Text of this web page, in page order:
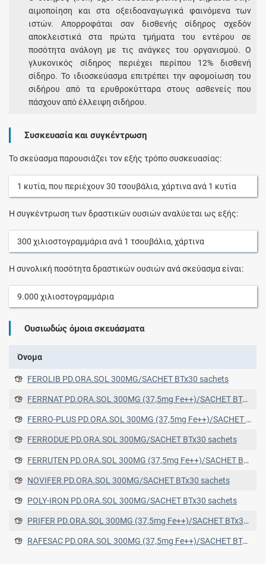
αιμοποίηση και στα οξειδοαναγωγικά φαινόμενα των
ιστών. Απορροφάται σαν δισθενής σίδηρος σχεδόν
αποκλειστικά στα πρώτα τμήματα του εντέρου σε
ποσότητα ανάλογη με τις ανάγκες του οργανισμού. Ο
γλυκονικός σίδηρος περιέχει περίπου 12% δισθενή
σίδηρο. Το ιδιοσκεύασμα επιτρέπει την αφομοίωση του
σιδήρου από τα ερυθροκύτταρα στους ασθενείς που
πάσχουν από έλλειψη σιδήρου.
Συσκευασία και συγκέντρωση
Το σκεύασμα παρουσιάζει τον εξής τρόπο συσκευασίας:
1 κυτία, που περιέχουν30 τσουβάλια, χάρτιναανά 1 κυτία
Η συγκέντρωση των δραστικών ουσιών αναλύεται ως εξής:
300 χιλιοστογραμμάριαανά 1 τσουβάλια, χάρτινα
Η συνολική ποσότητα δραστικών ουσιών ανά σκεύασμα είναι:
9.000 χιλιοστογραμμάρια
Ουσιωδώς όμοια σκευάσματα
Όνομα
FEROLIB PD.ORA.SOL 300MG/SACHET BTx30 sachets
FERRNAT PD.ORA.SOL 300MG (37,5mg Fe++)/SACHET BTx30 SACHETS
FERRO-PLUS PD.ORA.SOL 300MG (37,5mg Fe++)/SACHET BTx30 SACHETS
FERRODUE PD.ORA.SOL 300MG/SACHET BTx30 sachets
FERRUTEN PD.ORA.SOL 300MG (37,5mg Fe++)/SACHET BTx30 SACHETS
NOVIFER PD.ORA.SOL 300MG/SACHET BTx30 sachets
POLY-IRON PD.ORA.SOL 300MG/SACHET BTx30 sachets
PRIFER PD.ORA.SOL 300MG (37,5mg Fe++)/SACHET BTx30 SACHETS
RAFESAC PD.ORA.SOL 300MG (37,5mg Fe++)/SACHET BTx30 SACHETS